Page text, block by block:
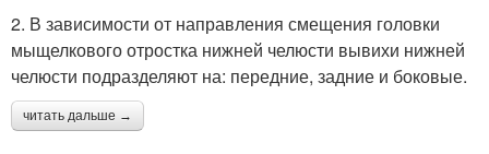
2. В зависимости от направления смещения головки
мыщелкового отростка нижней челюсти вывихи нижней
челюсти подразделяют на: передние, задние и боковые.
читать дальше →